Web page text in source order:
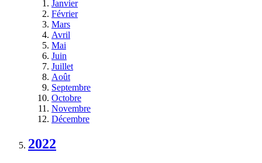
Janvier
Février
Mars
Avril
Mai
Juin
Juillet
Août
Septembre
Octobre
Novembre
Décembre
2022